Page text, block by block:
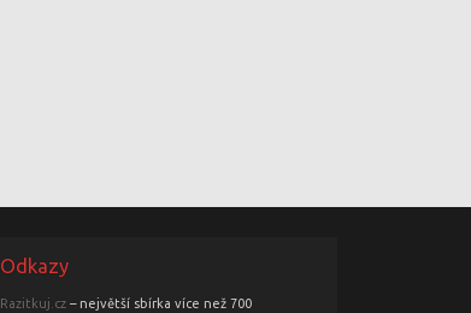
Odkazy
Razitkuj.cz– největší sbírka více než 700